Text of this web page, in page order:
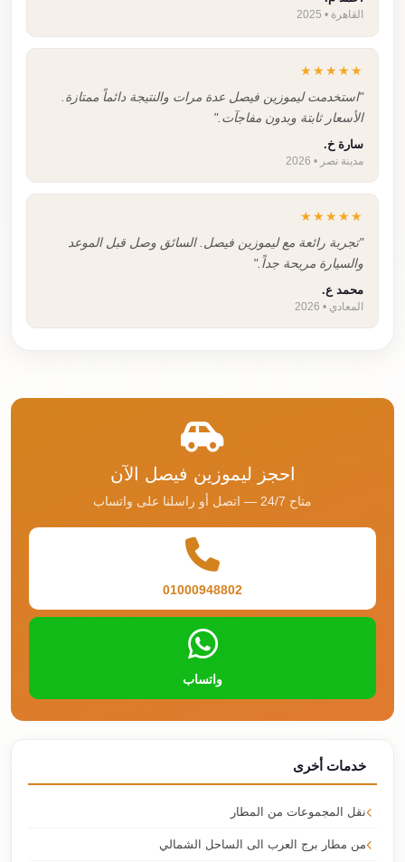
القاهرة • 2025
★★★★★
"استخدمت ليموزين فيصل عدة مرات والنتيجة دائماً ممتازة.
الأسعار ثابتة وبدون مفاجآت."
سارة خ.
مدينة نصر • 2026
★★★★★
"تجربة رائعة مع ليموزين فيصل. السائق وصل قبل الموعد
والسيارة مريحة جداً."
محمد ع.
المعادي • 2026
احجز ليموزين فيصل الآن
متاح 24/7 — اتصل أو راسلنا على واتساب
01000948802
واتساب
خدمات أخرى
نقل المجموعات من المطار
من مطار برج العرب الى الساحل الشمالي